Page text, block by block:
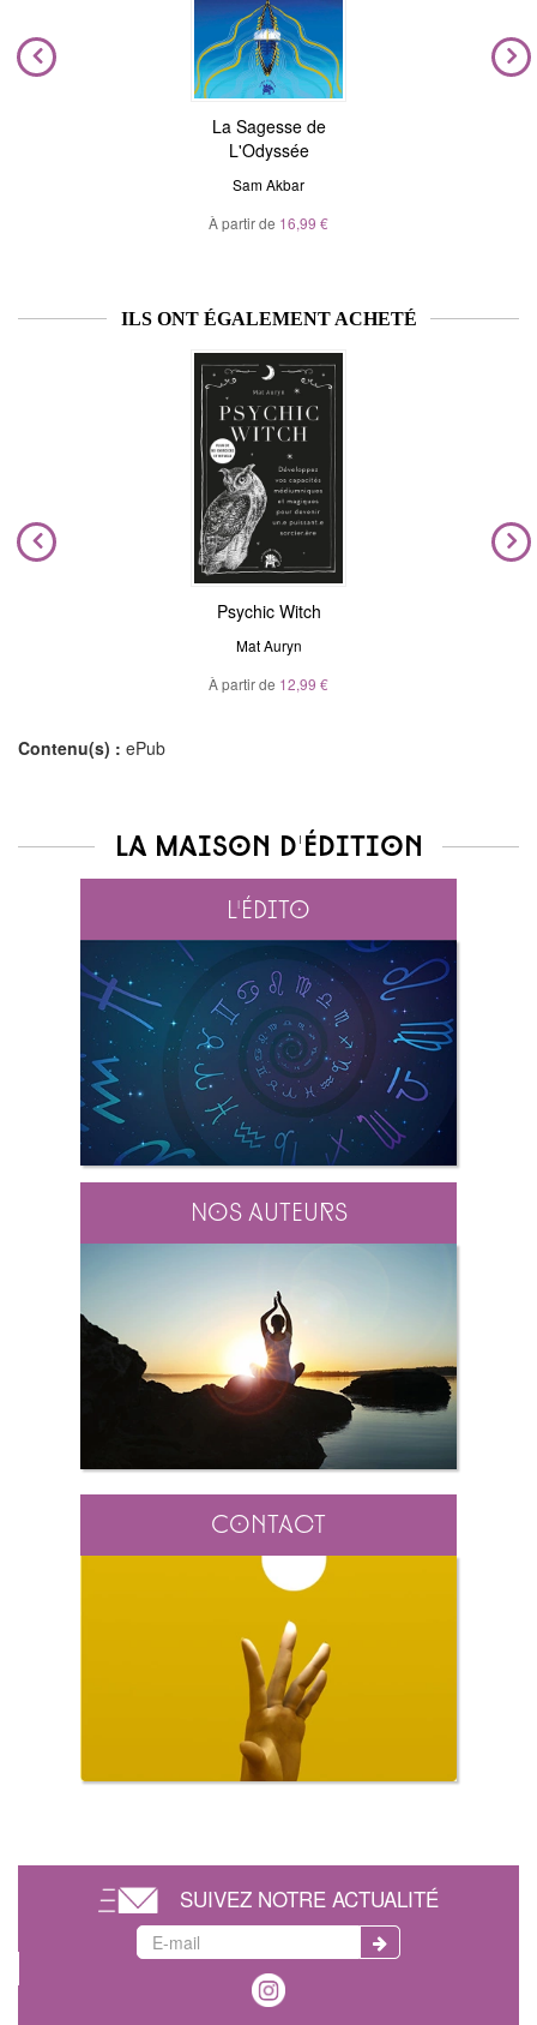
La Sagesse de
L'Odyssée
Sam Akbar
À partir de 16,99 €
ILS ONT ÉGALEMENT ACHETÉ
Psychic Witch
Mat Auryn
À partir de 12,99 €
Contenu(s) : ePub
La maison d'édition
L'édito
Nos auteurs
Contact
SUIVEZ NOTRE ACTUALITÉ